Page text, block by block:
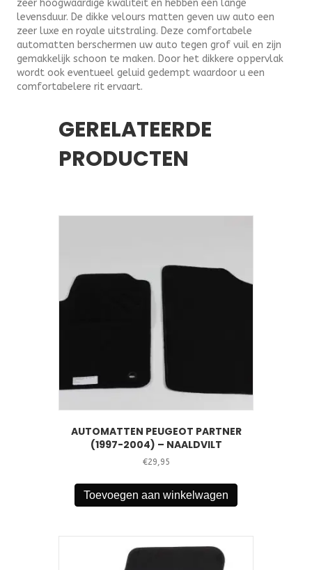
zeer hoogwaardige kwaliteit en hebben een lange
levensduur. De dikke velours matten geven uw auto een
zeer luxe en royale uitstraling. Deze comfortabele
automatten berschermen uw auto tegen grof vuil en zijn
gemakkelijk schoon te maken. Door het dikkere oppervlak
wordt ook eventueel geluid gedempt waardoor u een
comfortabelere rit ervaart.
GERELATEERDE
PRODUCTEN
AUTOMATTEN PEUGEOT PARTNER
(1997-2004) – NAALDVILT
€29,95
Toevoegen aan winkelwagen